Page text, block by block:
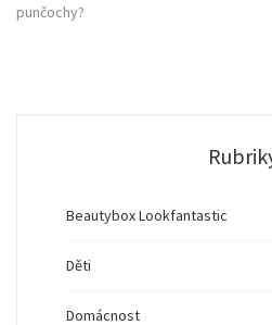
punčochy?
Beautybox Lookfantastic
Děti
Domácnost